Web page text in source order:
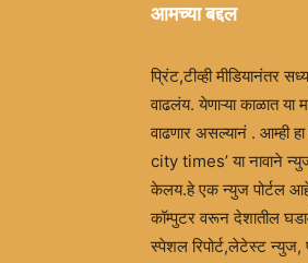
आमच्या बद्दल
प्रिंट,टीव्ही मीडियानंतर
वाढलंय. येणाऱ्या काळात या
वाढणार असल्यानं . आम्ही
city times’ या नावाने
केलय.हे एक न्युज पोर्टल
कॉम्पुटर वरून देशातील
स्पेशल रिपोर्ट,लेटेस्ट